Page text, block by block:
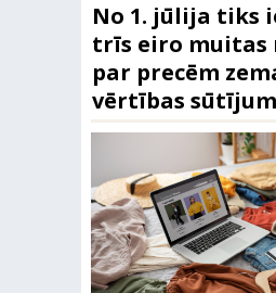
No 1. jūlija tiks
trīs eiro muitas
par precēm
vērtības